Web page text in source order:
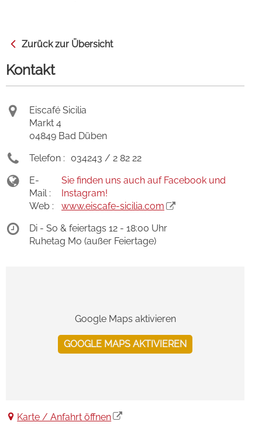
Zurück zur Übersicht
Kontakt
Eiscafé Sicilia
Markt 4
04849 Bad Düben
Telefon :
034243 / 2 82 22
E-
Mail :
Sie finden uns auch auf Facebook und
Instagram!
Web :
www.eiscafe-sicilia.com
Di - So & feiertags 12 - 18:00 Uhr
Ruhetag Mo (außer Feiertage)
Google Maps aktivieren
GOOGLE MAPS AKTIVIEREN
Karte / Anfahrt öffnen